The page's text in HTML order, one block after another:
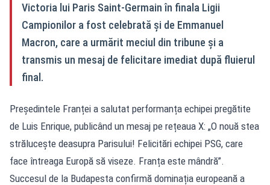
Victoria lui Paris Saint-Germain în finala Ligii
Campionilor a fost celebrată și de Emmanuel
Macron, care a urmărit meciul din tribune și a
transmis un mesaj de felicitare imediat după fluierul
final.
Președintele Franței a salutat performanța echipei pregătite
de Luis Enrique, publicând un mesaj pe rețeaua X: „O nouă stea
strălucește deasupra Parisului! Felicitări echipei PSG, care
face întreaga Europă să viseze. Franța este mândră”.
Succesul de la Budapesta confirmă dominația europeană a